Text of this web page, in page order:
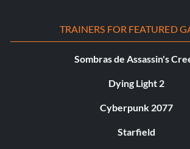
TRAINERS FOR FEATURED
Sombras de Assassin's
Dying Light 2
Cyberpunk 2077
Starfield